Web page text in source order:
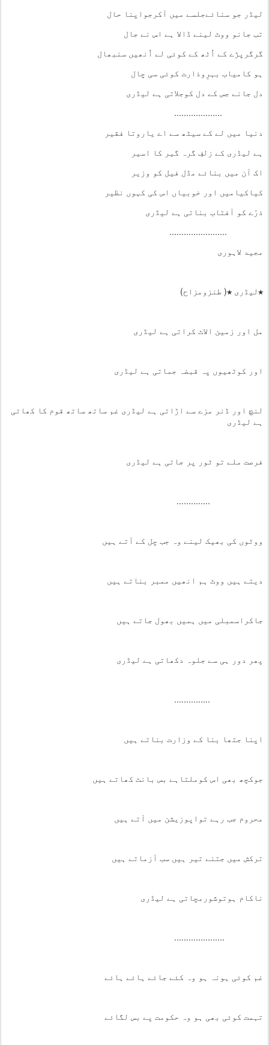
لیڈر جو سنائےجلسے میں آکرجواپنا حال
تب جانو ووٹ لینے ڈالا ہے اس نے جال
گرگرپڑے کے اُٹھ کے کوئی لے اُنھیں سنبھال
ہو کامیاب بہرِوذارت کوئی سی چال
دل جانے جس کے دل کوجلاتی ہے لیڈری
....................
دنیا میں لے کے سیٹھ سے اے یاروتا فقیر
ہے لیڈری کے زلفِ گرہ گیر کا اسیر
اک آن میں بنائے مڈل فیل کو وزیر
کیاکیامیں اور خوبیاں اس کی کہوں نظیر
ذرّے کو آفتاب بناتی ہے لیڈری
........................
مجید لاہوری
★لیڈری ★( طنزومزاح)
مل اور زمین الاٹ کراتی ہے لیڈری
اور کوٹھیوں پہ قبضہ جماتی ہے لیڈری
لنچ اور ڈنر مزے سے اڑاتی ہے لیڈری غم ساتھ ساتھ قوم کا کھاتی
ہے لیڈری
فرصت ملے تو ٹور پر جاتی ہے لیڈری
..............
ووٹوں کی بھیک لینے وہ جب چل کے آتے ہیں
دیتے ہیں ووٹ ہم انھیں ممبر بناتے ہیں
جاکراسمبلی میں ہمیں بھول جاتے ہیں
پھر دور ہی سے جلوہ دکھاتی ہے لیڈری
...............
اپنا جتھا بنا کے وزارت بناتے ہیں
جوکچھ بھی اس کوملتاہے بس بانٹ کھاتے ہیں
محروم جب رہے تواپوزیشن میں آتے ہیں
ترکش میں جتنے تیر ہیں سب آزماتے ہیں
ناکام ہوتوشورمچاتی ہے لیڈری
.....................
غم کوئی ہونہ ہو وہ کئے جائے ہائے ہائے
تہمت کوئی بھی ہو وہ حکومت پے بس لگائے